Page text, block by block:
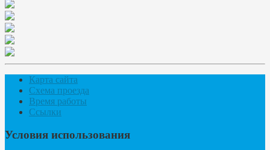
Карта сайта
Схема проезда
Время работы
Ссылки
Условия использования